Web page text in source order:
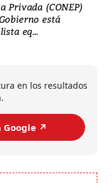
Privada (CONEP)
está
eq...
en los resultados
Google ↗️